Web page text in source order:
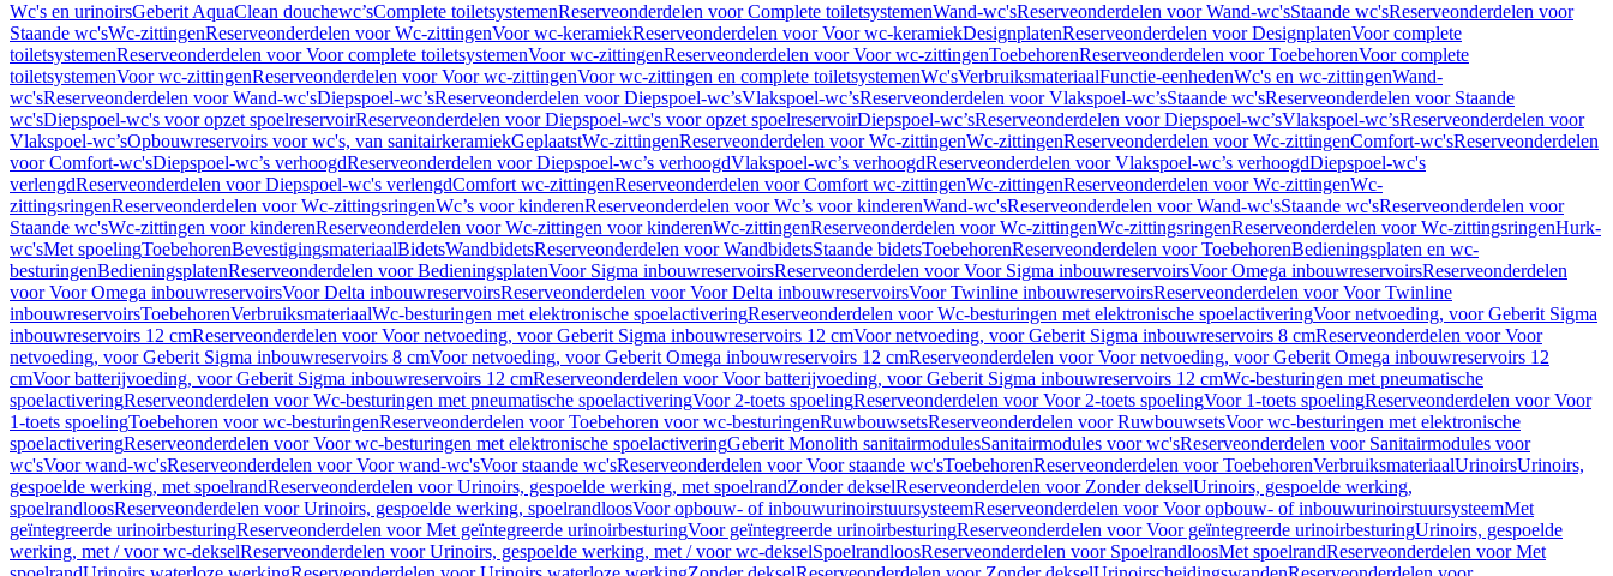
Wc's en urinoirsGeberit AquaClean douchewc’sComplete toiletsystemenReserveonderdelen voor Complete toiletsystemenWand-wc'sReserveonderdelen voor Wand-wc'sStaande wc'sReserveonderdelen voor
Staande wc'sWc-zittingenReserveonderdelen voor Wc-zittingenVoor wc-keramiekReserveonderdelen voor Voor wc-keramiekDesignplatenReserveonderdelen voor DesignplatenVoor complete
toiletsystemenReserveonderdelen voor Voor complete toiletsystemenVoor wc-zittingenReserveonderdelen voor Voor wc-zittingenToebehorenReserveonderdelen voor ToebehorenVoor complete
toiletsystemenVoor wc-zittingenReserveonderdelen voor Voor wc-zittingenVoor wc-zittingen en complete toiletsystemenWc'sVerbruiksmateriaalFunctie-eenhedenWc's en wc-zittingenWand-
wc'sReserveonderdelen voor Wand-wc'sDiepspoel-wc’sReserveonderdelen voor Diepspoel-wc’sVlakspoel-wc’sReserveonderdelen voor Vlakspoel-wc’sStaande wc'sReserveonderdelen voor Staande
wc'sDiepspoel-wc's voor opzet spoelreservoirReserveonderdelen voor Diepspoel-wc's voor opzet spoelreservoirDiepspoel-wc’sReserveonderdelen voor Diepspoel-wc’sVlakspoel-wc’sReserveonderdelen voor
Vlakspoel-wc’sOpbouwreservoirs voor wc's, van sanitairkeramiekGeplaatstWc-zittingenReserveonderdelen voor Wc-zittingenWc-zittingenReserveonderdelen voor Wc-zittingenComfort-wc'sReserveonderdelen
voor Comfort-wc'sDiepspoel-wc’s verhoogdReserveonderdelen voor Diepspoel-wc’s verhoogdVlakspoel-wc’s verhoogdReserveonderdelen voor Vlakspoel-wc’s verhoogdDiepspoel-wc's
verlengdReserveonderdelen voor Diepspoel-wc's verlengdComfort wc-zittingenReserveonderdelen voor Comfort wc-zittingenWc-zittingenReserveonderdelen voor Wc-zittingenWc-
zittingsringenReserveonderdelen voor Wc-zittingsringenWc’s voor kinderenReserveonderdelen voor Wc’s voor kinderenWand-wc'sReserveonderdelen voor Wand-wc'sStaande wc'sReserveonderdelen voor
Staande wc'sWc-zittingen voor kinderenReserveonderdelen voor Wc-zittingen voor kinderenWc-zittingenReserveonderdelen voor Wc-zittingenWc-zittingsringenReserveonderdelen voor Wc-zittingsringenHurk-
wc'sMet spoelingToebehorenBevestigingsmateriaalBidetsWandbidetsReserveonderdelen voor WandbidetsStaande bidetsToebehorenReserveonderdelen voor ToebehorenBedieningsplaten en wc-
besturingenBedieningsplatenReserveonderdelen voor BedieningsplatenVoor Sigma inbouwreservoirsReserveonderdelen voor Voor Sigma inbouwreservoirsVoor Omega inbouwreservoirsReserveonderdelen
voor Voor Omega inbouwreservoirsVoor Delta inbouwreservoirsReserveonderdelen voor Voor Delta inbouwreservoirsVoor Twinline inbouwreservoirsReserveonderdelen voor Voor Twinline
inbouwreservoirsToebehorenVerbruiksmateriaalWc-besturingen met elektronische spoelactiveringReserveonderdelen voor Wc-besturingen met elektronische spoelactiveringVoor netvoeding, voor Geberit Sigma
inbouwreservoirs 12 cmReserveonderdelen voor Voor netvoeding, voor Geberit Sigma inbouwreservoirs 12 cmVoor netvoeding, voor Geberit Sigma inbouwreservoirs 8 cmReserveonderdelen voor Voor
netvoeding, voor Geberit Sigma inbouwreservoirs 8 cmVoor netvoeding, voor Geberit Omega inbouwreservoirs 12 cmReserveonderdelen voor Voor netvoeding, voor Geberit Omega inbouwreservoirs 12
cmVoor batterijvoeding, voor Geberit Sigma inbouwreservoirs 12 cmReserveonderdelen voor Voor batterijvoeding, voor Geberit Sigma inbouwreservoirs 12 cmWc-besturingen met pneumatische
spoelactiveringReserveonderdelen voor Wc-besturingen met pneumatische spoelactiveringVoor 2-toets spoelingReserveonderdelen voor Voor 2-toets spoelingVoor 1-toets spoelingReserveonderdelen voor Voor
1-toets spoelingToebehoren voor wc-besturingenReserveonderdelen voor Toebehoren voor wc-besturingenRuwbouwsetsReserveonderdelen voor RuwbouwsetsVoor wc-besturingen met elektronische
spoelactiveringReserveonderdelen voor Voor wc-besturingen met elektronische spoelactiveringGeberit Monolith sanitairmodulesSanitairmodules voor wc'sReserveonderdelen voor Sanitairmodules voor
wc'sVoor wand-wc'sReserveonderdelen voor Voor wand-wc'sVoor staande wc'sReserveonderdelen voor Voor staande wc'sToebehorenReserveonderdelen voor ToebehorenVerbruiksmateriaalUrinoirsUrinoirs,
gespoelde werking, met spoelrandReserveonderdelen voor Urinoirs, gespoelde werking, met spoelrandZonder dekselReserveonderdelen voor Zonder dekselUrinoirs, gespoelde werking,
spoelrandloosReserveonderdelen voor Urinoirs, gespoelde werking, spoelrandloosVoor opbouw- of inbouwurinoirstuursysteemReserveonderdelen voor Voor opbouw- of inbouwurinoirstuursysteemMet
geïntegreerde urinoirbesturingReserveonderdelen voor Met geïntegreerde urinoirbesturingVoor geïntegreerde urinoirbesturingReserveonderdelen voor Voor geïntegreerde urinoirbesturingUrinoirs, gespoelde
werking, met / voor wc-dekselReserveonderdelen voor Urinoirs, gespoelde werking, met / voor wc-dekselSpoelrandloosReserveonderdelen voor SpoelrandloosMet spoelrandReserveonderdelen voor Met